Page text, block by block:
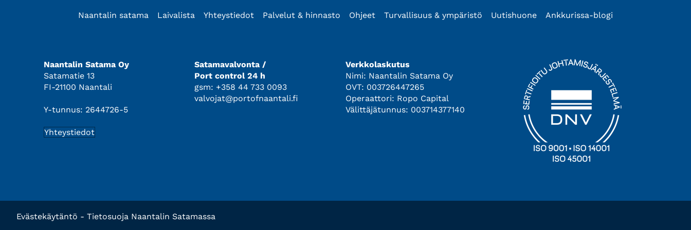
Naantalin satama Laivalista Yhteystiedot Palvelut & hinnasto Ohjeet Turvallisuus & ympäristö Uutishuone Ankkurissa-blogi
Naantalin Satama Oy
Satamatie 13
FI-21100 Naantali
Y-tunnus: 2644726-5
Yhteystiedot
Satamavalvonta /
Port control 24 h
gsm: +358 44 733 0093
valvojat@portofnaantali.fi
Verkkolaskutus
Nimi: Naantalin Satama Oy
OVT: 003726447265
Operaattori: Ropo Capital
Välittäjätunnus: 003714377140
Evästekäytäntö - Tietosuoja Naantalin Satamassa